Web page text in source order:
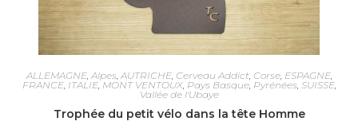
ALLEMAGNE, Alpes, AUTRICHE, Cerveau Addict, Corse, ESPAGNE,
FRANCE, ITALIE, MONT VENTOUX, Pays Basque, Pyrénées, SUISSE,
Vallée de l'Ubaye
Trophée du petit vélo dans la tête Homme